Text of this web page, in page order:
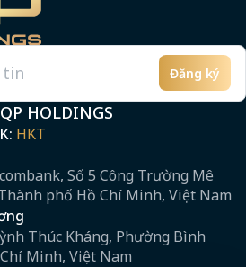
Đăng ký
HOLDINGS
HKT
Số 5 Công Trường Mê
phố Hồ Chí Minh, Việt Nam
Thúc Kháng, Phường Bình
Minh, Việt Nam